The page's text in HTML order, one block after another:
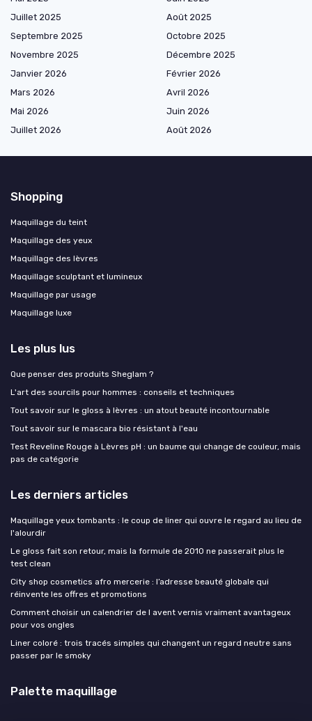
Juillet 2025
Août 2025
Septembre 2025
Octobre 2025
Novembre 2025
Décembre 2025
Janvier 2026
Février 2026
Mars 2026
Avril 2026
Mai 2026
Juin 2026
Juillet 2026
Août 2026
Shopping
Maquillage du teint
Maquillage des yeux
Maquillage des lèvres
Maquillage sculptant et lumineux
Maquillage par usage
Maquillage luxe
Les plus lus
Que penser des produits Sheglam ?
L'art des sourcils pour hommes : conseils et techniques
Tout savoir sur le gloss à lèvres : un atout beauté incontournable
Tout savoir sur le mascara bio résistant à l'eau
Test Reveline Rouge à Lèvres pH : un baume qui change de couleur, mais
pas de catégorie
Les derniers articles
Maquillage yeux tombants : le coup de liner qui ouvre le regard au lieu de
l'alourdir
Le gloss fait son retour, mais la formule de 2010 ne passerait plus le
test clean
City shop cosmetics afro mercerie : l’adresse beauté globale qui
réinvente les offres et promotions
Comment choisir un calendrier de l avent vernis vraiment avantageux
pour vos ongles
Liner coloré : trois tracés simples qui changent un regard neutre sans
passer par le smoky
Palette maquillage